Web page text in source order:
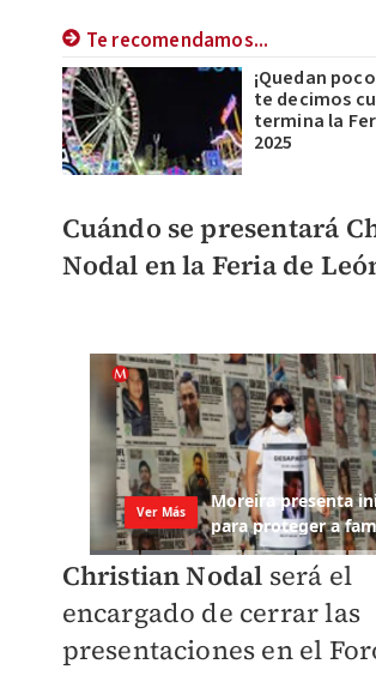
Te recomendamos...
¡Quedan
te decimos
termina la
2025
Cuándo se presentará
Nodal en la Feria de
Christian Nodal será el
encargado de cerrar las
presentaciones en el